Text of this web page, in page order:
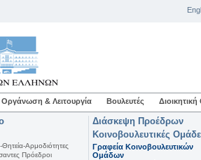
Οργάνωση & Λειτουργία Βουλευτές
Αρμοδιότητες
Πρόεδροι
Διάσκεψη Προέδρων
Κοινοβουλευτικές
Γραφεία Κοινοβουλευτικών
Ομάδων